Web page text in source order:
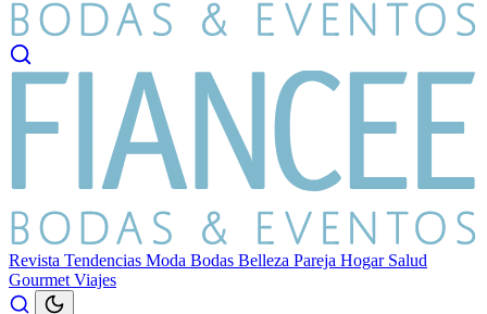
Revista Tendencias Moda Bodas Belleza Pareja Hogar Salud
Gourmet Viajes